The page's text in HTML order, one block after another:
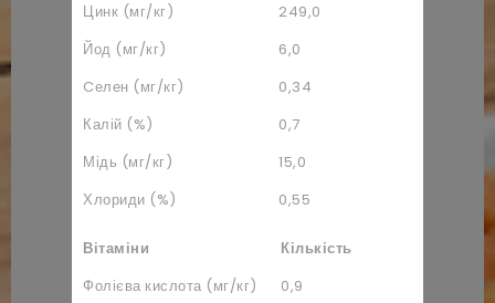
Цинк (мг/кг)
249,0
Йод (мг/кг)
6,0
Cелен (мг/кг)
0,34
Калій (%)
0,7
Мідь (мг/кг)
15,0
Хлориди (%)
0,55
Вітаміни
Кількість
Фолієва кислота (мг/кг)
0,9